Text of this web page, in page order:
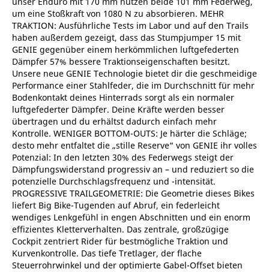
um eine Stoßkraft von 1080 N zu absorbieren. MEHR
TRAKTION: Ausführliche Tests im Labor und auf den Trails
haben außerdem gezeigt, dass das Stumpjumper 15 mit
GENIE gegenüber einem herkömmlichen luftgefederten
Dämpfer 57% bessere Traktionseigenschaften besitzt.
Unsere neue GENIE Technologie bietet dir die geschmeidige
Performance einer Stahlfeder, die im Durchschnitt für mehr
Bodenkontakt deines Hinterrads sorgt als ein normaler
luftgefederter Dämpfer. Deine Kräfte werden besser
übertragen und du erhältst dadurch einfach mehr
Kontrolle. WENIGER BOTTOM-OUTS: Je härter die Schläge;
desto mehr entfaltet die „stille Reserve“ von GENIE ihr volles
Potenzial: In den letzten 30% des Federwegs steigt der
Dämpfungswiderstand progressiv an – und reduziert so die
potenzielle Durchschlagsfrequenz und -intensität.
PROGRESSIVE TRAILGEOMETRIE: Die Geometrie dieses Bikes
liefert Big Bike-Tugenden auf Abruf, ein federleicht
wendiges Lenkgefühl in engen Abschnitten und ein enorm
effizientes Kletterverhalten. Das zentrale, großzügige
Cockpit zentriert Rider für bestmögliche Traktion und
Kurvenkontrolle. Das tiefe Tretlager, der flache
Steuerrohrwinkel und der optimierte Gabel-Offset bieten